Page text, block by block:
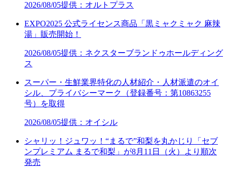
2026/08/05提供：オルトプラス
EXPO2025 公式ライセンス商品「黒ミャクミャク 麻辣
湯」販売開始！
2026/08/05提供：ネクスターブランドゥホールディング
ス
スーパー・生鮮業界特化の人材紹介・人材派遣のオイ
シル、プライバシーマーク（登録番号：第10863255
号）を取得
2026/08/05提供：オイシル
シャリッ！ジュワッ！“まるで”和梨を丸かじり「セブ
ンプレミアム まるで和梨」が8月11日（火）より順次
発売